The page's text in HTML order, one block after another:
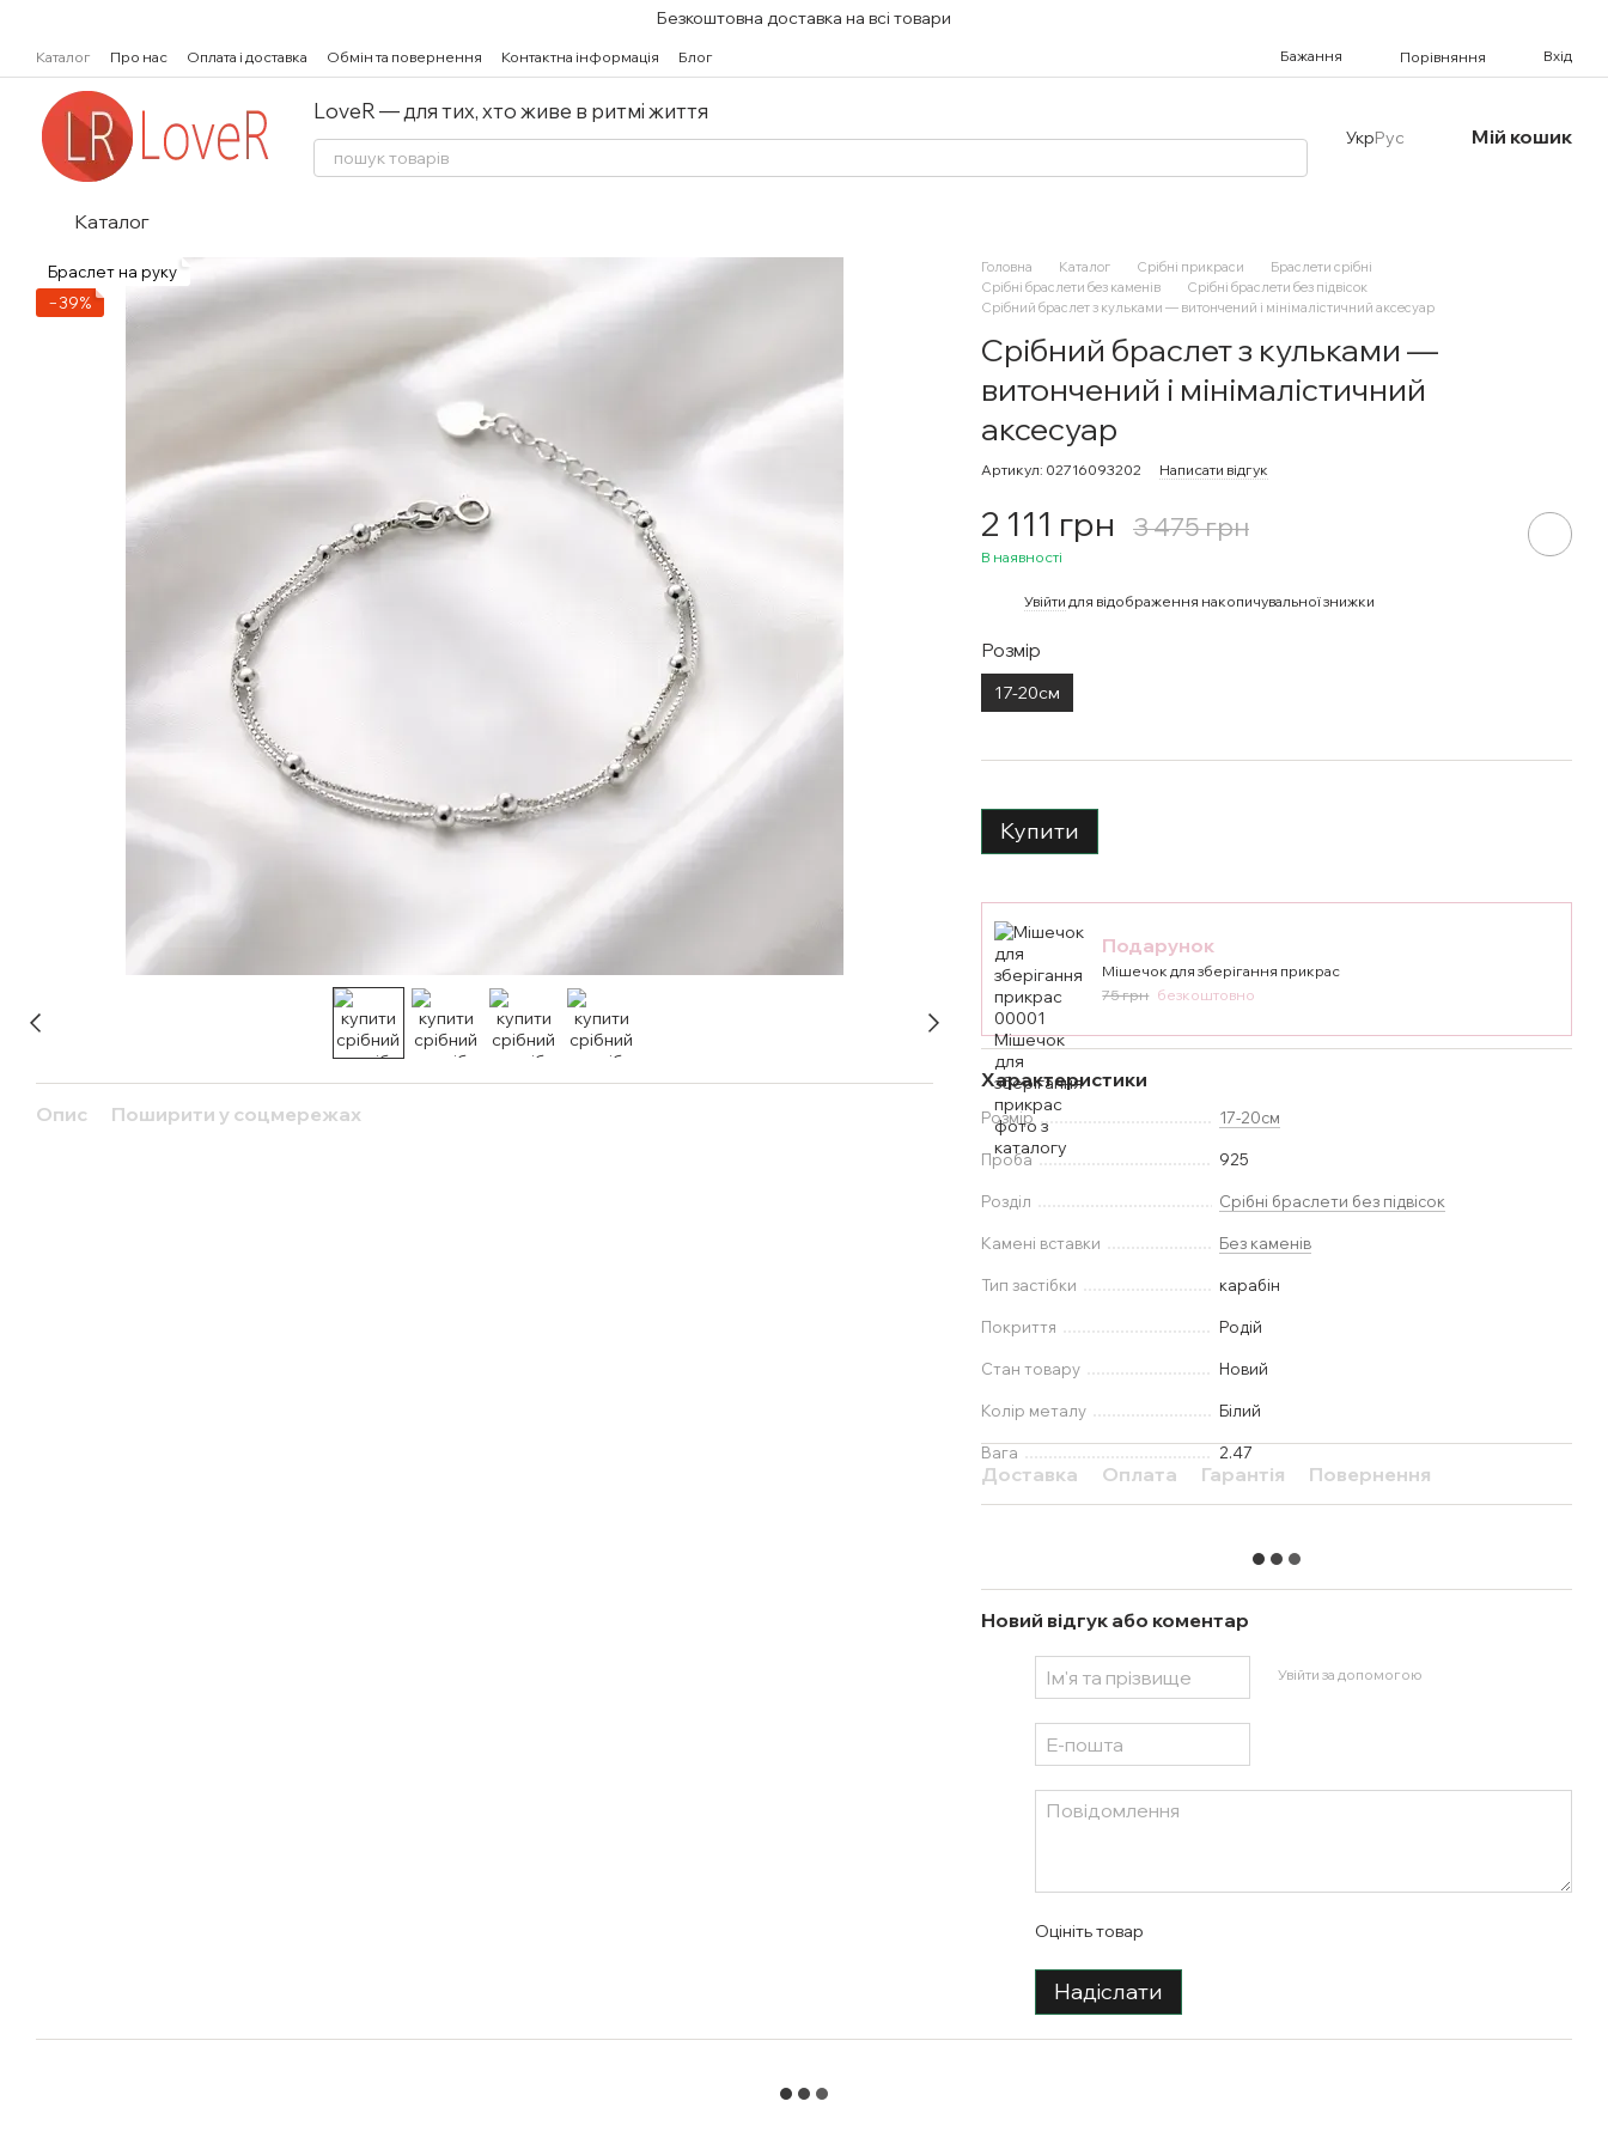
Безкоштовна доставка на всі товари
Каталог Про нас Оплата і доставка Обмін та повернення Контактна інформація Блог Бажання Порівняння Вхід
LoveR — для тих, хто живе в ритмі життя
УкрРус Мій кошик
Каталог
Браслет на руку
−39%
Опис Поширити у соцмережах
Головна Каталог Срібні прикраси
Браслети срібні
Срібні браслети без каменів
Срібні браслети без підвісок
Срібний браслет з кульками — витончений і мінімалістичний аксесуар
Срібний браслет з кульками —
витончений і мінімалістичний
аксесуар
Артикул: 02716093202 Написати відгук
2 111 грн 3 475 грн
В наявності
Увійти для відображення накопичувальної знижки
Розмір
17-20см
Купити
Подарунок
Мішечок для зберігання прикрас
75 грн безкоштовно
Характеристики
Розмір 17-20см
Проба 925
Розділ Срібні браслети без підвісок
Камені вставки Без каменів
Тип застібки карабін
Покриття Родій
Стан товару Новий
Колір металу Білий
Вага 2.47
Доставка Оплата Гарантія Повернення
Новий відгук або коментар
Увійти за допомогою
Оцініть товар
Надіслати